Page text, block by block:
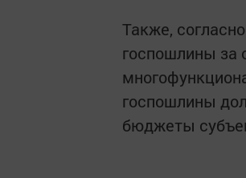
Также,
госпошлины за
госпошлины
бюджеты